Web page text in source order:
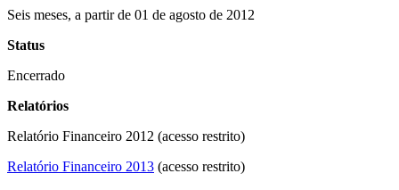
Seis meses, a partir de 01 de agosto de 2012
Status
Encerrado
Relatórios
Relatório Financeiro 2012 (acesso restrito)
Relatório Financeiro 2013 (acesso restrito)